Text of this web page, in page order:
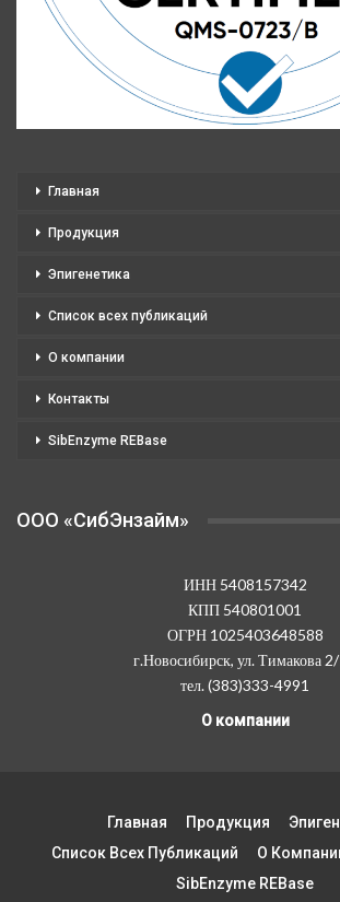
Главная
Продукция
Эпигенетика
Список всех публикаций
О компании
Контакты
SibEnzyme REBase
OOO «СибЭнзайм»
ИНН 5408157342
КПП 540801001
ОГРН 1025403648588
г.Новосибирск, ул. Тимакова
тел. (383)333-4991
О компании
Главная Продукция
Список Всех Публикаций
О
SibEnzyme REBase